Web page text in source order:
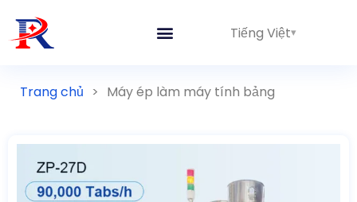
Tiếng Việt
Trang chủ > Máy ép làm máy tính bảng